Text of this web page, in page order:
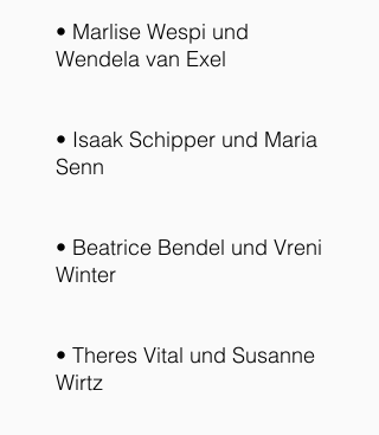
• Marlise Wespi und
Wendela van Exel
• Isaak Schipper und Maria
Senn
• Beatrice Bendel und Vreni
Winter
• Theres Vital und Susanne
Wirtz